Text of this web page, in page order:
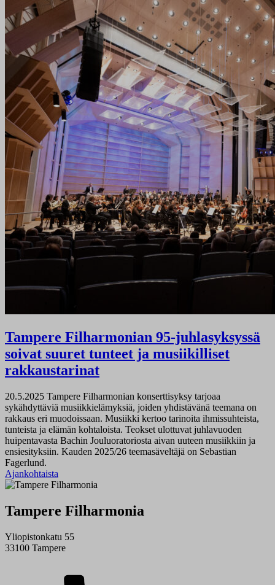
Tampere Filharmonian 95-juhlasyksyssä
soivat suuret tunteet ja musiikilliset
rakkaustarinat
20.5.2025 Tampere Filharmonian konserttisyksy tarjoaa
sykähdyttäviä musiikkielämyksiä, joiden yhdistävänä teemana on
rakkaus eri muodoissaan. Musiikki kertoo tarinoita ihmissuhteista,
tunteista ja elämän kohtaloista. Teokset ulottuvat juhlavuoden
huipentavasta Bachin Jouluoratoriosta aivan uuteen musiikkiin ja
ensiesityksiin. Kauden 2025/26 teemasäveltäjä on Sebastian
Fagerlund.
Ajankohtaista
Tampere Filharmonia
Yliopistonkatu 55
33100 Tampere